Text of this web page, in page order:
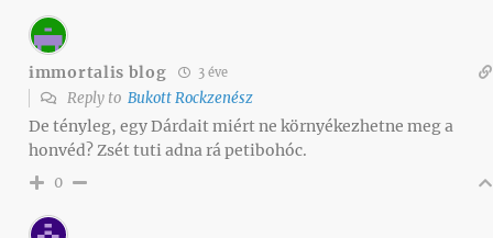
immortalis blog 3 éve
Reply to Bukott Rockzenész
De tényleg, egy Dárdait miért ne környékezhetne meg a
honvéd? Zsét tuti adna rá petibohóc.
0